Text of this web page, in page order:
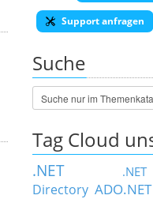
Support anfragen
Suche
Tag Cloud
.NET
Directory ADO.NET